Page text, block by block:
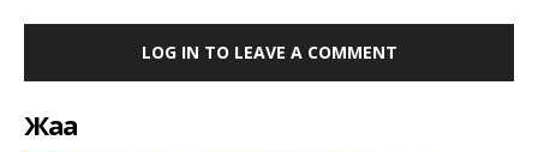
LOG IN TO LEAVE A COMMENT
Жаңа